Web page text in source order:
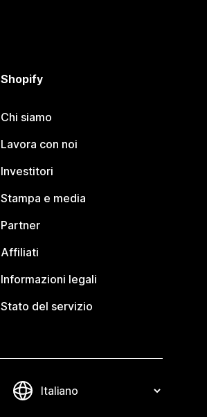
Shopify
Chi siamo
Lavora con noi
Investitori
Stampa e media
Partner
Affiliati
Informazioni legali
Stato del servizio